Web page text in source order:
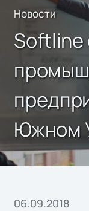
Новости
Южном
06.09.2018